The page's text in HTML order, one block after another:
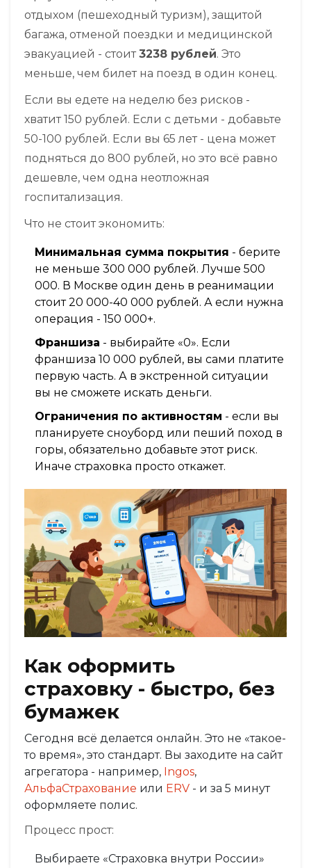
отдыхом (пешеходный туризм), защитой
багажа, отменой поездки и медицинской
эвакуацией - стоит3238 рублей. Это
меньше, чем билет на поезд в один конец.
Если вы едете на неделю без рисков -
хватит 150 рублей. Если с детьми - добавьте
50-100 рублей. Если вы 65 лет - цена может
подняться до 800 рублей, но это всё равно
дешевле, чем одна неотложная
госпитализация.
Что не стоит экономить:
Минимальная сумма покрытия - берите
не меньше 300 000 рублей. Лучше 500
000. В Москве один день в реанимации
стоит 20 000-40 000 рублей. А если нужна
операция - 150 000+.
Франшиза - выбирайте «0». Если
франшиза 10 000 рублей, вы сами платите
первую часть. А в экстренной ситуации
вы не сможете искать деньги.
Ограничения по активностям - если вы
планируете сноуборд или пеший поход в
горы, обязательно добавьте этот риск.
Иначе страховка просто откажет.
Как оформить
страховку - быстро, без
бумажек
Сегодня всё делается онлайн. Это не «такое-
то время», это стандарт. Вы заходите на сайт
агрегатора - например, Ingos,
АльфаСтрахование или ERV - и за 5 минут
оформляете полис.
Процесс прост:
Выбираете «Страховка внутри России»